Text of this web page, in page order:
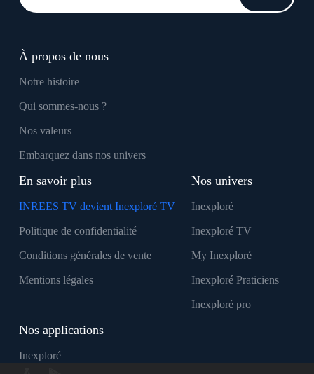
À propos de nous
Notre histoire
Qui sommes-nous ?
Nos valeurs
Embarquez dans nos univers
En savoir plus
INREES TV devient Inexploré TV
Politique de confidentialité
Conditions générales de vente
Mentions légales
Nos univers
Inexploré
Inexploré TV
My Inexploré
Inexploré Praticiens
Inexploré pro
Nos applications
Inexploré